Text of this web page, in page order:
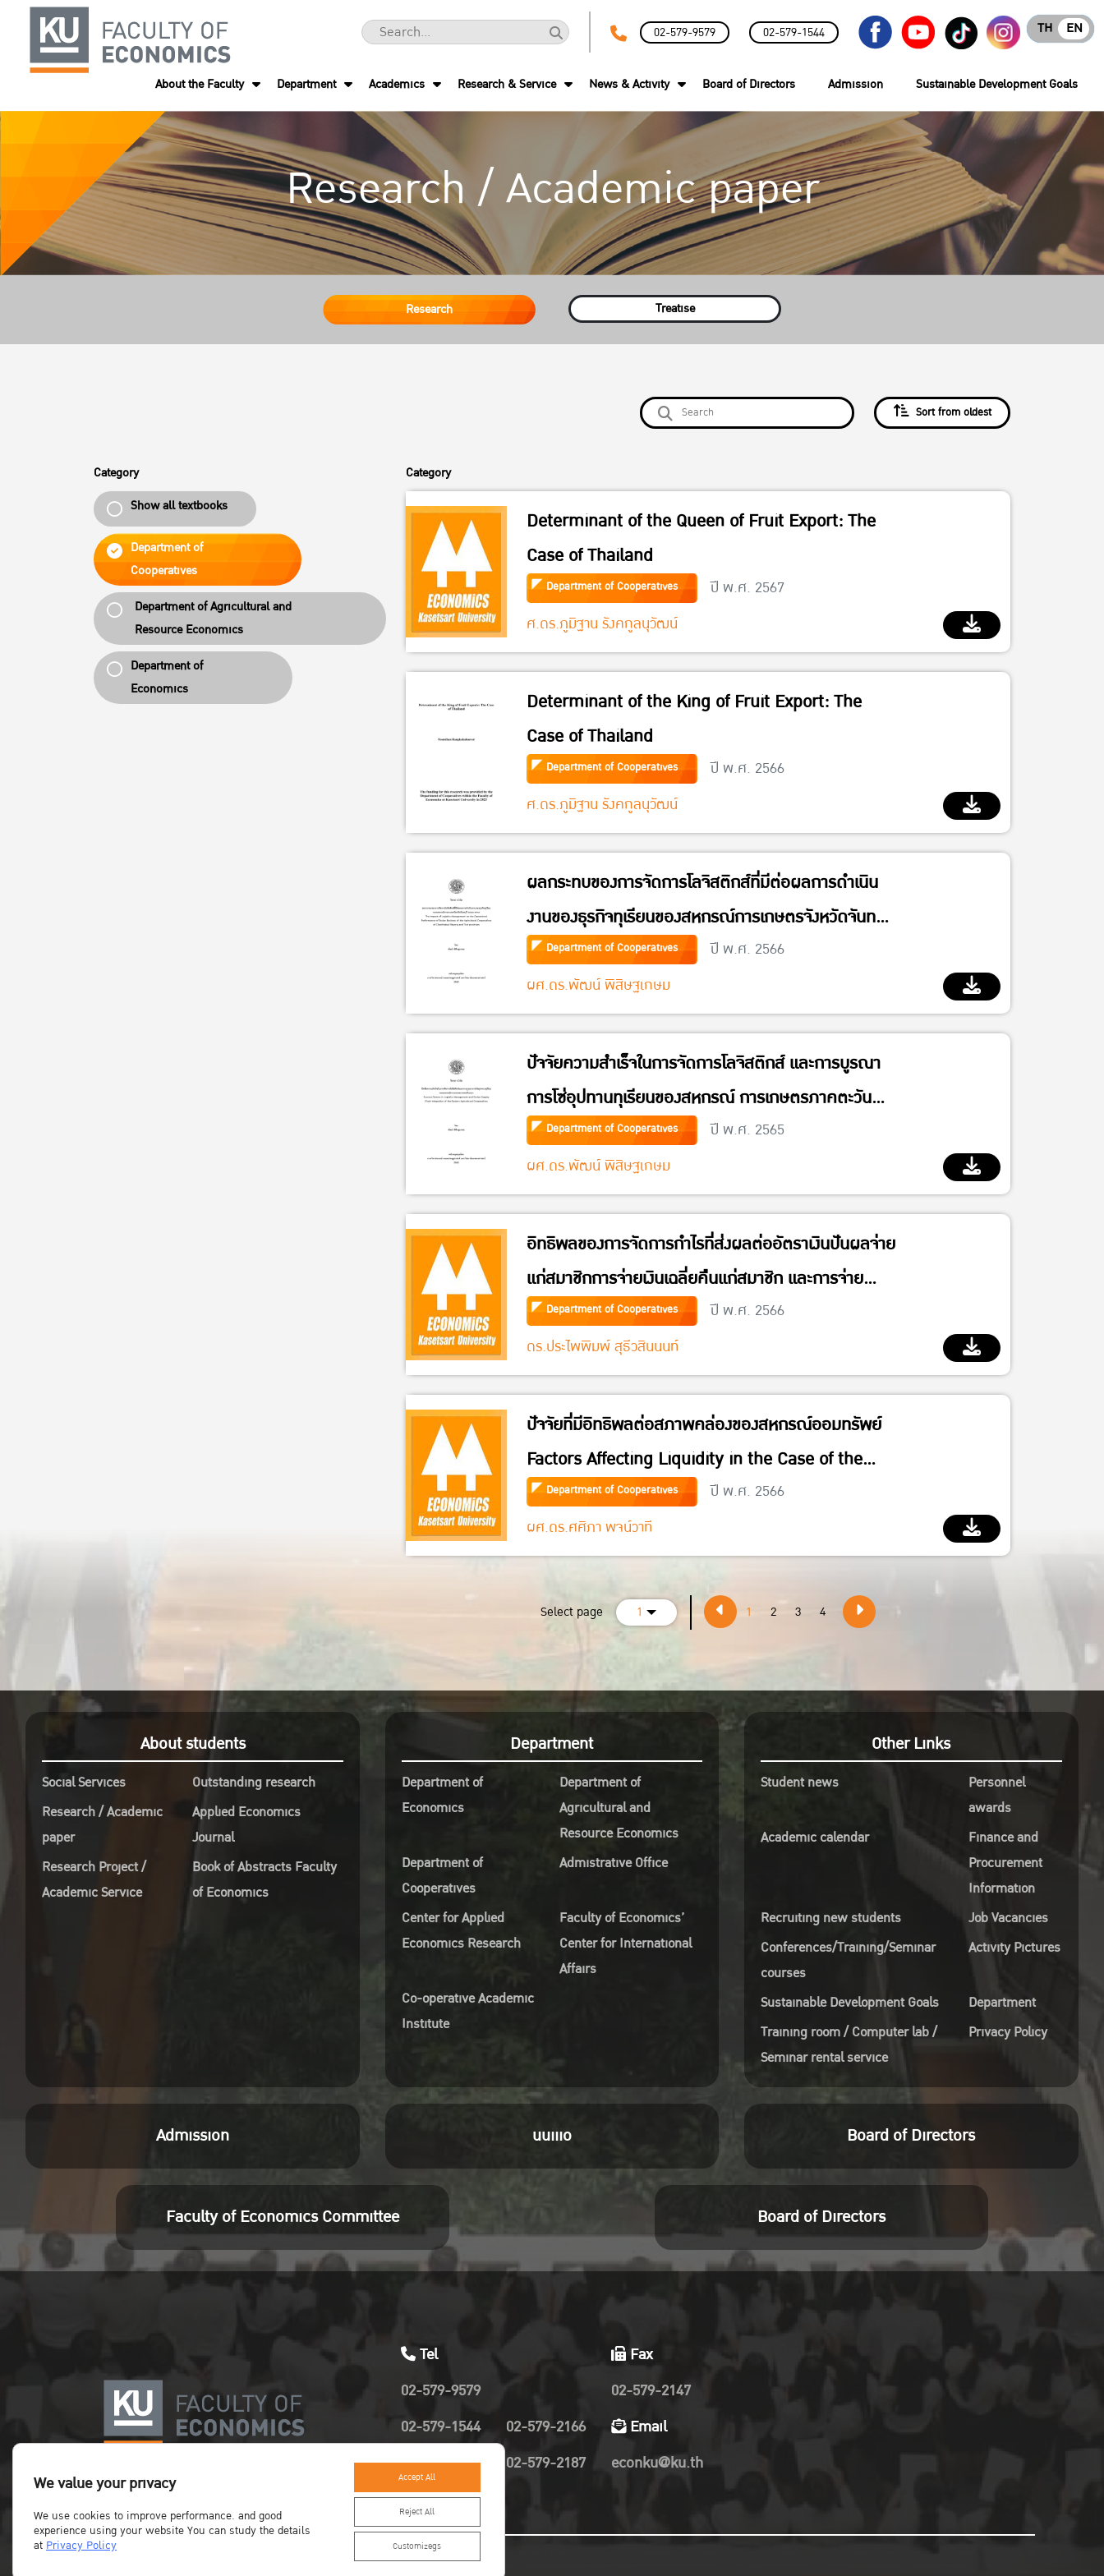
02-579-9579 02-579-1544 EN
TH
About the Faculty Department Academics Research & Service News & Activity Board of Directors Admission Sustainable Development Goals
Research / Academic paper
Research Treatise
Sort from oldest
Category
Show all textbooks
Department of
Cooperatives
Department of Agricultural and
Resource Economics
Department of
Economics
Category
Determinant of the Queen of Fruit Export: The
Case of Thailand
Department of Cooperatives
ปี พ.ศ. 2567
ศ.ดร.ภูมิฐาน รังคกูลนุวัฒน์
Determinant of the King of Fruit Export: The
Case of Thailand
Department of Cooperatives
ปี พ.ศ. 2566
ศ.ดร.ภูมิฐาน รังคกูลนุวัฒน์
ผลกระทบของการจัดการโลจิสติกส์ที่มีต่อผลการดำเนิน
งานของธุรกิจทุเรียนของสหกรณ์การเกษตรจังหวัดจันทบุรี
ระยอง ตราด
Department of Cooperatives
ปี พ.ศ. 2566
ผศ.ดร.พัฒน์ พิสิษฐเกษม
ปัจจัยความสำเร็จในการจัดการโลจิสติกส์ และการบูรณา
การโซ่อุปทานทุเรียนของสหกรณ์ การเกษตรภาคตะวัน
ออก (Success Factors in Logistics Management
and Durian Supply Chain Integration of the
Eastern Agricultural Cooperative)
Department of Cooperatives
ปี พ.ศ. 2565
ผศ.ดร.พัฒน์ พิสิษฐเกษม
อิทธิพลของการจัดการกำไรที่ส่งผลต่ออัตราเงินปันผลจ่าย
แก่สมาชิกการจ่ายเงินเฉลี่ยคืนแก่สมาชิก และการจ่าย
โบนัสกรรมการและเจ้าหน้าที่ของสหกรณ์ออมทรัพย์ใน
ประเทศไทย
Department of Cooperatives
ปี พ.ศ. 2566
ดร.ประไพพิมพ์ สุธีวสินนนท์
ปัจจัยที่มีอิทธิพลต่อสภาพคล่องของสหกรณ์ออมทรัพย์
Factors Affecting Liquidity in the Case of the
Savings and Credits Co-operatives
Department of Cooperatives
ปี พ.ศ. 2566
ผศ.ดร.ศศิภา พจน์วาที
Select page 1 1 2 3 4
About students
Social Services
Outstanding research
Research / Academic
paper
Applied Economics
Journal
Research Project /
Academic Service
Book of Abstracts Faculty
of Economics
Department
Department of
Economics
Department of
Agricultural and
Resource Economics
Department of
Cooperatives
Admistrative Office
Center for Applied
Economics Research
Faculty of Economics’
Center for International
Affairs
Co-operative Academic
Institute
Other Links
Student news
Personnel
awards
Academic calendar
Finance and
Procurement
Information
Recruiting new students
Job Vacancies
Conferences/Training/Seminar
courses
Activity Pictures
Sustainable Development Goals
Department
Training room / Computer lab /
Seminar rental service
Privacy Policy
Admission uuiiio Board of Directors
Faculty of Economics Committee Board of Directors
Tel
02-579-9579
02-579-1544
02-579-2019
02-579-2166
02-579-2187
Fax
02-579-2147
Email
econku@ku.th
We value your privacy
We use cookies to improve performance. and good
experience using your website You can study the details
atPrivacy Policy
Accept All
Reject All
Customizegs